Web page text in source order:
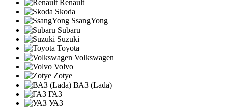
Renault
Skoda
SsangYong
Subaru
Suzuki
Toyota
Volkswagen
Volvo
Zotye
ВАЗ (Lada)
ГАЗ
УАЗ